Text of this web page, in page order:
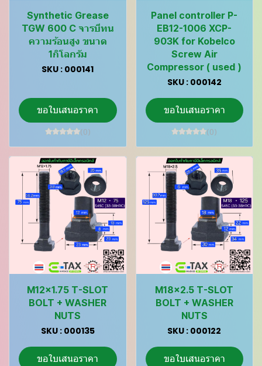
Synthetic Grease
TGW 600 C จารบีทน
ความร้อนสูง ขนาด
1กิโลกรัม
SKU : 000141
ขอใบเสนอราคา
(0)
Panel controller P-
EB12-1006 XCP-
903K for Kobelco
Screw Air
Compressor ( used )
SKU : 000142
ขอใบเสนอราคา
(0)
M12x1.75 T-SLOT
BOLT + WASHER
NUTS
SKU : 000135
ขอใบเสนอราคา
M18x2.5 T-SLOT
BOLT + WASHER
NUTS
SKU : 000122
ขอใบเสนอราคา